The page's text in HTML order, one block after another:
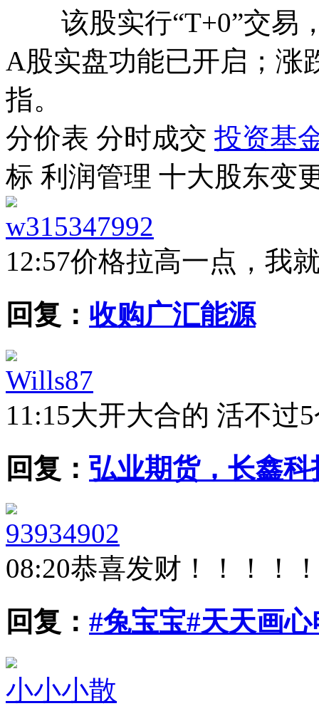
该股实行“T+0”交易
A股实盘功能已开启；涨
指。
分价表 分时成交 投资基
标 利润管理 十大股东变
w315347992
12:57价格拉高一点，我
回复： 收购广汇能源
Wills87
11:15大开大合的 活不过
回复： 弘业期货，长鑫科
93934902
08:20恭喜发财！！！！
回复： #兔宝宝#天天画
小小小散